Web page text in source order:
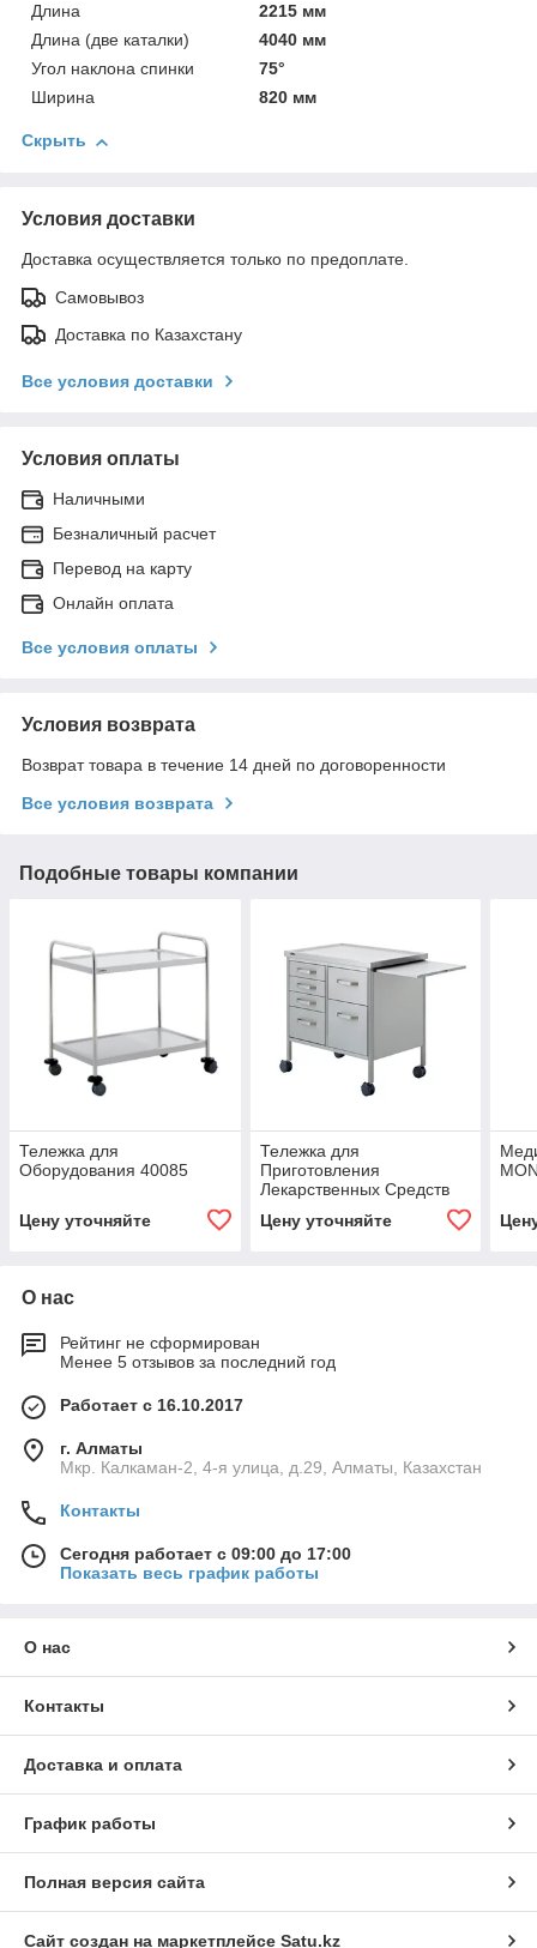
Длина
2215 мм
Длина (две каталки)
4040 мм
Угол наклона спинки
75°
Ширина
820 мм
Скрыть
Условия доставки
Доставка осуществляется только по предоплате.
Самовывоз
Доставка по Казахстану
Все условия доставки
Условия оплаты
Наличными
Безналичный расчет
Перевод на карту
Онлайн оплата
Все условия оплаты
Условия возврата
Возврат товара в течение 14 дней по договоренности
Все условия возврата
Подобные товары компании
Тележка для
Оборудования 40085
Цену уточняйте
Тележка для
Приготовления
Лекарственных Средств
Цену уточняйте
О нас
Рейтинг не сформирован
Менее 5 отзывов за последний год
Работает с 16.10.2017
г. Алматы
Мкр. Калкаман-2, 4-я улица, д.29, Алматы, Казахстан
Контакты
Сегодня работает с 09:00 до 17:00
Показать весь график работы
О нас
Контакты
Доставка и оплата
График работы
Полная версия сайта
Сайт создан на маркетплейсе Satu.kz